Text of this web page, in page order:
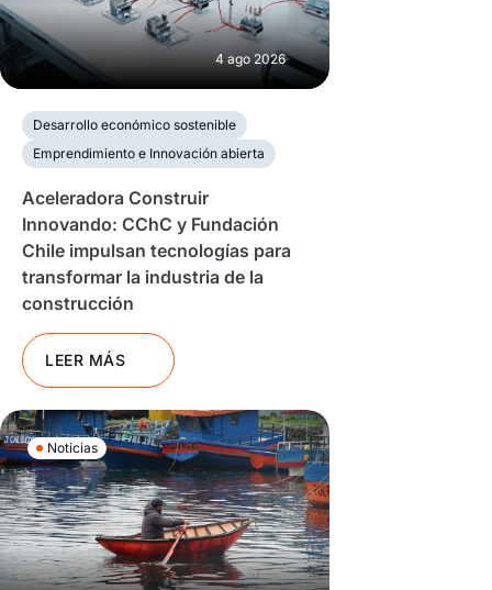
4 ago 2026
Desarrollo económico sostenible
Emprendimiento e Innovación abierta
Aceleradora Construir
Innovando: CChC y Fundación
Chile impulsan tecnologías para
transformar la industria de la
construcción
LEER MÁS
Noticias